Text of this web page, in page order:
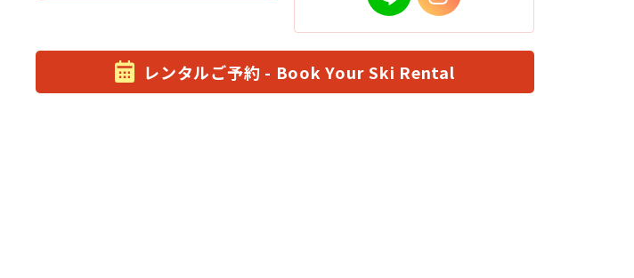
レンタルご予約 - Book Your Ski Rental